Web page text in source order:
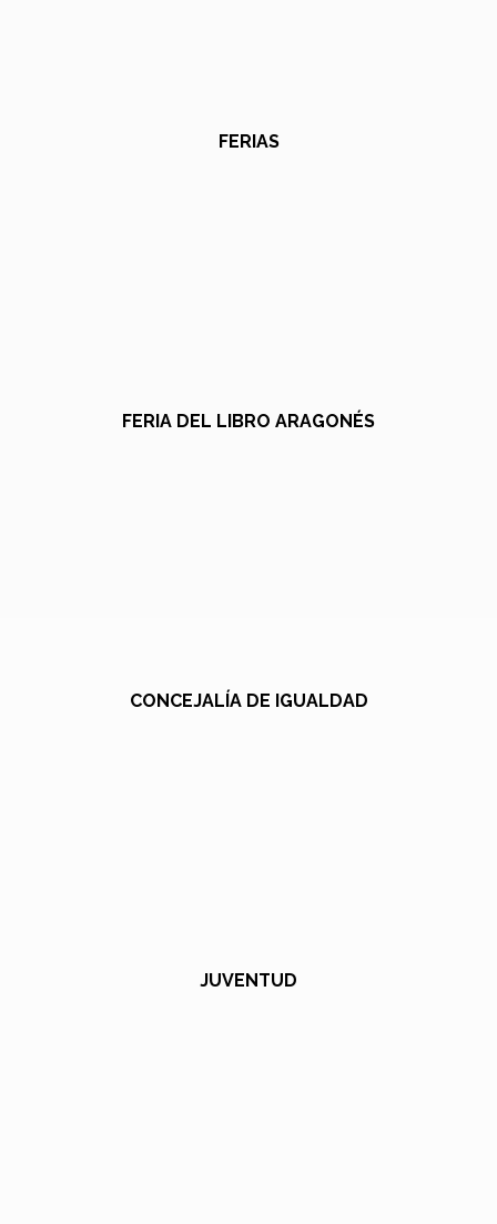
FERIAS
FERIA DEL LIBRO ARAGONÉS
CONCEJALÍA DE IGUALDAD
JUVENTUD